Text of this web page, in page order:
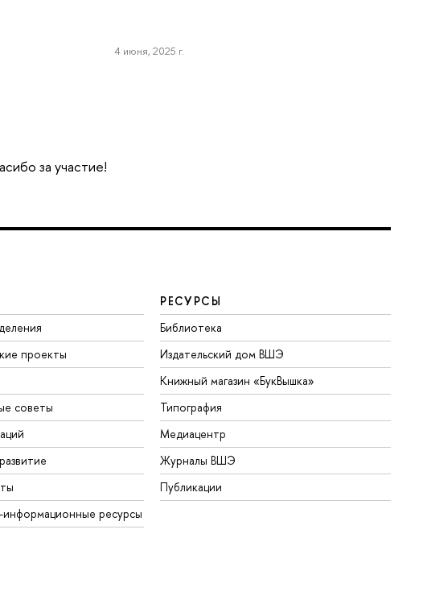
4 июня, 2025 г.
за участие!
проекты
советы
ресурсы
РЕСУРСЫ
Библиотека
Издательский дом ВШЭ
Книжный магазин «БукВышка»
Типография
Медиацентр
Журналы ВШЭ
Публикации